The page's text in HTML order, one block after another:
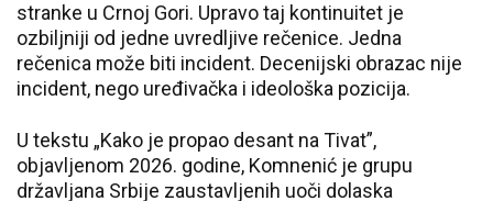
stranke u Crnoj Gori. Upravo taj kontinuitet je
ozbiljniji od jedne uvredljive rečenice. Jedna
rečenica može biti incident. Decenijski obrazac nije
incident, nego uređivačka i ideološka pozicija.
U tekstu „Kako je propao desant na Tivat”,
objavljenom 2026. godine, Komnenić je grupu
državljana Srbije zaustavljenih uoči dolaska